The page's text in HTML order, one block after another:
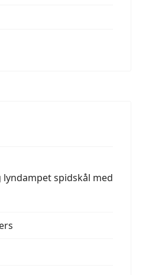
lyndampet spidskål med